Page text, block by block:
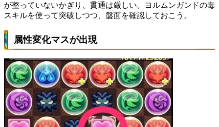
が整っていないかぎり、貫通は厳しい。ヨルムンガンドの毒
スキルを使って突破しつつ、盤面を確認しておこう。
属性変化マスが出現